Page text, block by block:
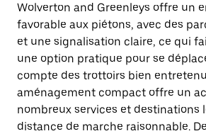
Wolverton and Greenleys offre un
favorable aux piétons, avec des
et une signalisation claire, ce qui
une option pratique pour se
compte des trottoirs bien
aménagement compact offre un
nombreux services et destinations
distance de marche raisonnable.